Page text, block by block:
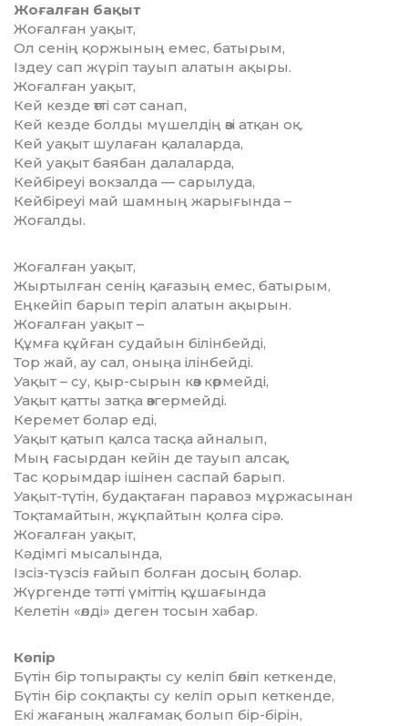
Жоғалған бақыт
Жоғалған уақыт,
Ол сенің қоржының емес, батырым,
Іздеу сап жүріп тауып алатын ақыры.
Жоғалған уақыт,
Кей кезде өтті сәт санап,
Кей кезде болды мүшелдің өзі атқан оқ.
Кей уақыт шулаған қалаларда,
Кей уақыт баябан далаларда,
Кейбіреуі вокзалда — сарылуда,
Кейбіреуі май шамның жарығында –
Жоғалды.
Жоғалған уақыт,
Жыртылған сенің қағазың емес, батырым,
Еңкейіп барып теріп алатын ақырын.
Жоғалған уақыт –
Құмға құйған судайын білінбейді,
Тор жай, ау сал, оныңа ілінбейді.
Уақыт – су, қыр-сырын көз көрмейді,
Уақыт қатты затқа өзгермейді.
Керемет болар еді,
Уақыт қатып қалса тасқа айналып,
Мың ғасырдан кейін де тауып алсақ,
Тас қорымдар ішінен саспай барып.
Уақыт-түтін, будақтаған паравоз мұржасынан
Тоқтамайтын, жұқпайтын қолға сірә.
Жоғалған уақыт,
Кәдімгі мысалында,
Ізсіз-түзсіз ғайып болған досың болар.
Жүргенде тәтті үміттің құшағында
Келетін «өлді» деген тосын хабар.
Көпір
Бүтін бір топырақты су келіп бөліп кеткенде,
Бүтін бір соқпақты су келіп орып кеткенде,
Екі жағаның жалғамақ болып бір-бірін,